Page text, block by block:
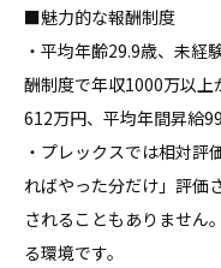
■魅力的な報酬制度
・平均年齢29.9歳、未経
酬制度で年収1000万以
612万円、平均年間昇給
・プレックスでは相対評
ればやった分だけ」評価
されることもありません
る環境です。